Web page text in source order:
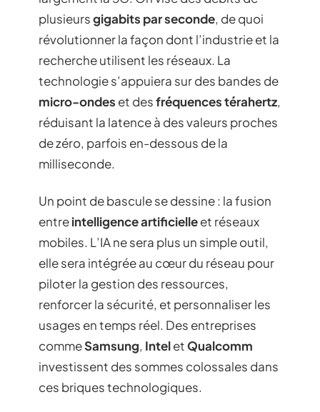
plusieursgigabits par seconde, de quoi
révolutionner la façon dont l’industrie et la
recherche utilisent les réseaux. La
technologie s’appuiera sur des bandes de
micro-ondes et desfréquences térahertz,
réduisant la latence à des valeurs proches
de zéro, parfois en-dessous de la
milliseconde.
Un point de bascule se dessine : la fusion
entreintelligence artificielleet réseaux
mobiles. L’IA ne sera plus un simple outil,
elle sera intégrée au cœur du réseau pour
piloter la gestion des ressources,
renforcer la sécurité, et personnaliser les
usages en temps réel. Des entreprises
commeSamsung, InteletQualcomm
investissent des sommes colossales dans
ces briques technologiques.